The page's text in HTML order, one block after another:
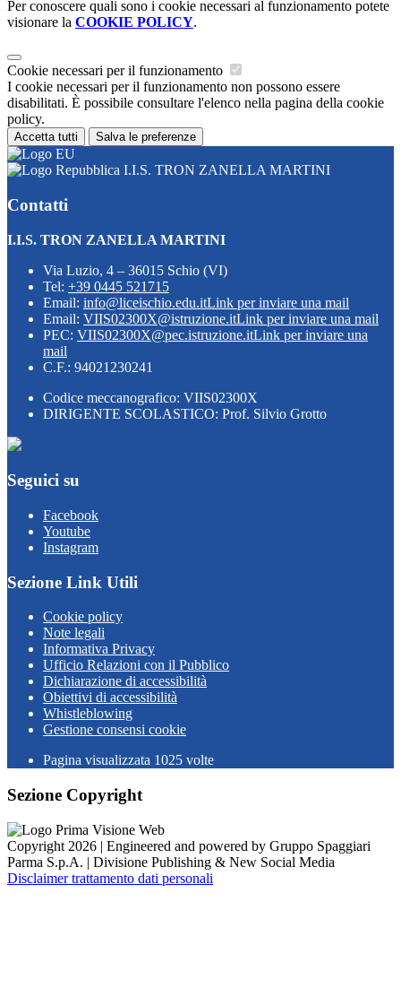
Per conoscere quali sono i cookie necessari al funzionamento potete
visionare la COOKIE POLICY.
Cookie necessari per il funzionamento
I cookie necessari per il funzionamento non possono essere
disabilitati. È possibile consultare l'elenco nella pagina della cookie
policy.
Accetta tutti Salva le preferenze
I.I.S. TRON ZANELLA MARTINI
Contatti
I.I.S. TRON ZANELLA MARTINI
Via Luzio, 4 – 36015 Schio (VI)
Tel: +39 0445 521715
Email: info@liceischio.edu.itLink per inviare una mail
Email: VIIS02300X@istruzione.itLink per inviare una mail
PEC: VIIS02300X@pec.istruzione.itLink per inviare una
mail
C.F.: 94021230241
Codice meccanografico: VIIS02300X
DIRIGENTE SCOLASTICO: Prof. Silvio Grotto
Seguici su
Facebook
Youtube
Instagram
Sezione Link Utili
Cookie policy
Note legali
Informativa Privacy
Ufficio Relazioni con il Pubblico
Dichiarazione di accessibilità
Obiettivi di accessibilità
Whistleblowing
Gestione consensi cookie
Pagina visualizzata 1025 volte
Sezione Copyright
Copyright 2026 | Engineered and powered by Gruppo Spaggiari
Parma S.p.A. | Divisione Publishing & New Social Media
Disclaimer trattamento dati personali